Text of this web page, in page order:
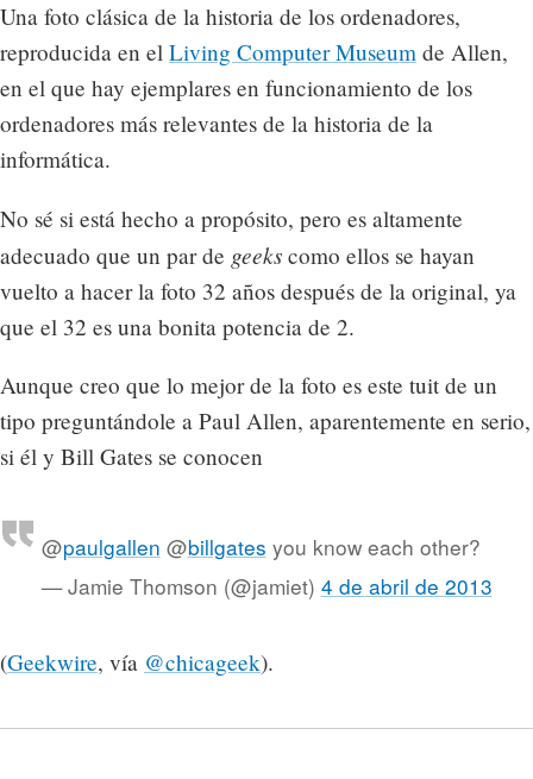
Una foto clásica de la historia de los ordenadores,
reproducida en el Living Computer Museum de Allen,
en el que hay ejemplares en funcionamiento de los
ordenadores más relevantes de la historia de la
informática.
No sé si está hecho a propósito, pero es altamente
adecuado que un par de geeks como ellos se hayan
vuelto a hacer la foto 32 años después de la original, ya
que el 32 es una bonita potencia de 2.
Aunque creo que lo mejor de la foto es este tuit de un
tipo preguntándole a Paul Allen, aparentemente en serio,
si él y Bill Gates se conocen
@paulgallen @billgates you know each other?
— Jamie Thomson (@jamiet) 4 de abril de 2013
(Geekwire, vía @chicageek).